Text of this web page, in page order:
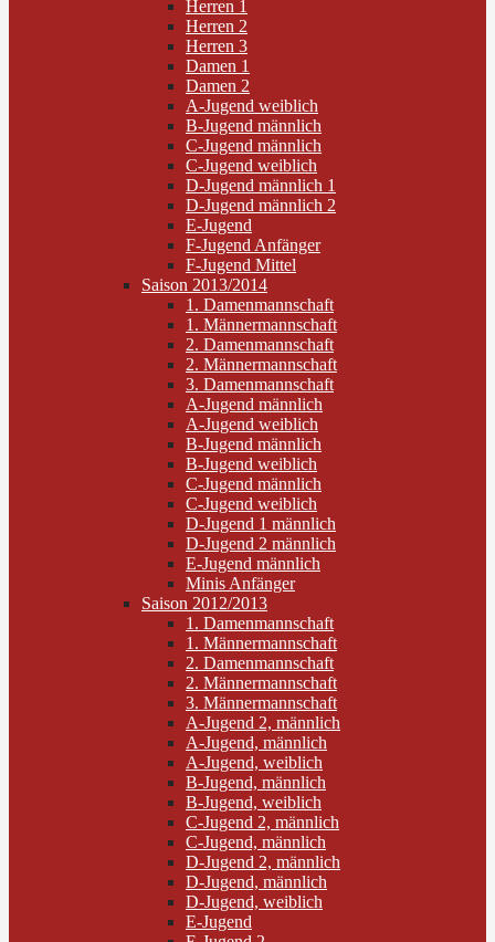
Herren 1
Herren 2
Herren 3
Damen 1
Damen 2
A-Jugend weiblich
B-Jugend männlich
C-Jugend männlich
C-Jugend weiblich
D-Jugend männlich 1
D-Jugend männlich 2
E-Jugend
F-Jugend Anfänger
F-Jugend Mittel
Saison 2013/2014
1. Damenmannschaft
1. Männermannschaft
2. Damenmannschaft
2. Männermannschaft
3. Damenmannschaft
A-Jugend männlich
A-Jugend weiblich
B-Jugend männlich
B-Jugend weiblich
C-Jugend männlich
C-Jugend weiblich
D-Jugend 1 männlich
D-Jugend 2 männlich
E-Jugend männlich
Minis Anfänger
Saison 2012/2013
1. Damenmannschaft
1. Männermannschaft
2. Damenmannschaft
2. Männermannschaft
3. Männermannschaft
A-Jugend 2, männlich
A-Jugend, männlich
A-Jugend, weiblich
B-Jugend, männlich
B-Jugend, weiblich
C-Jugend 2, männlich
C-Jugend, männlich
D-Jugend 2, männlich
D-Jugend, männlich
D-Jugend, weiblich
E-Jugend